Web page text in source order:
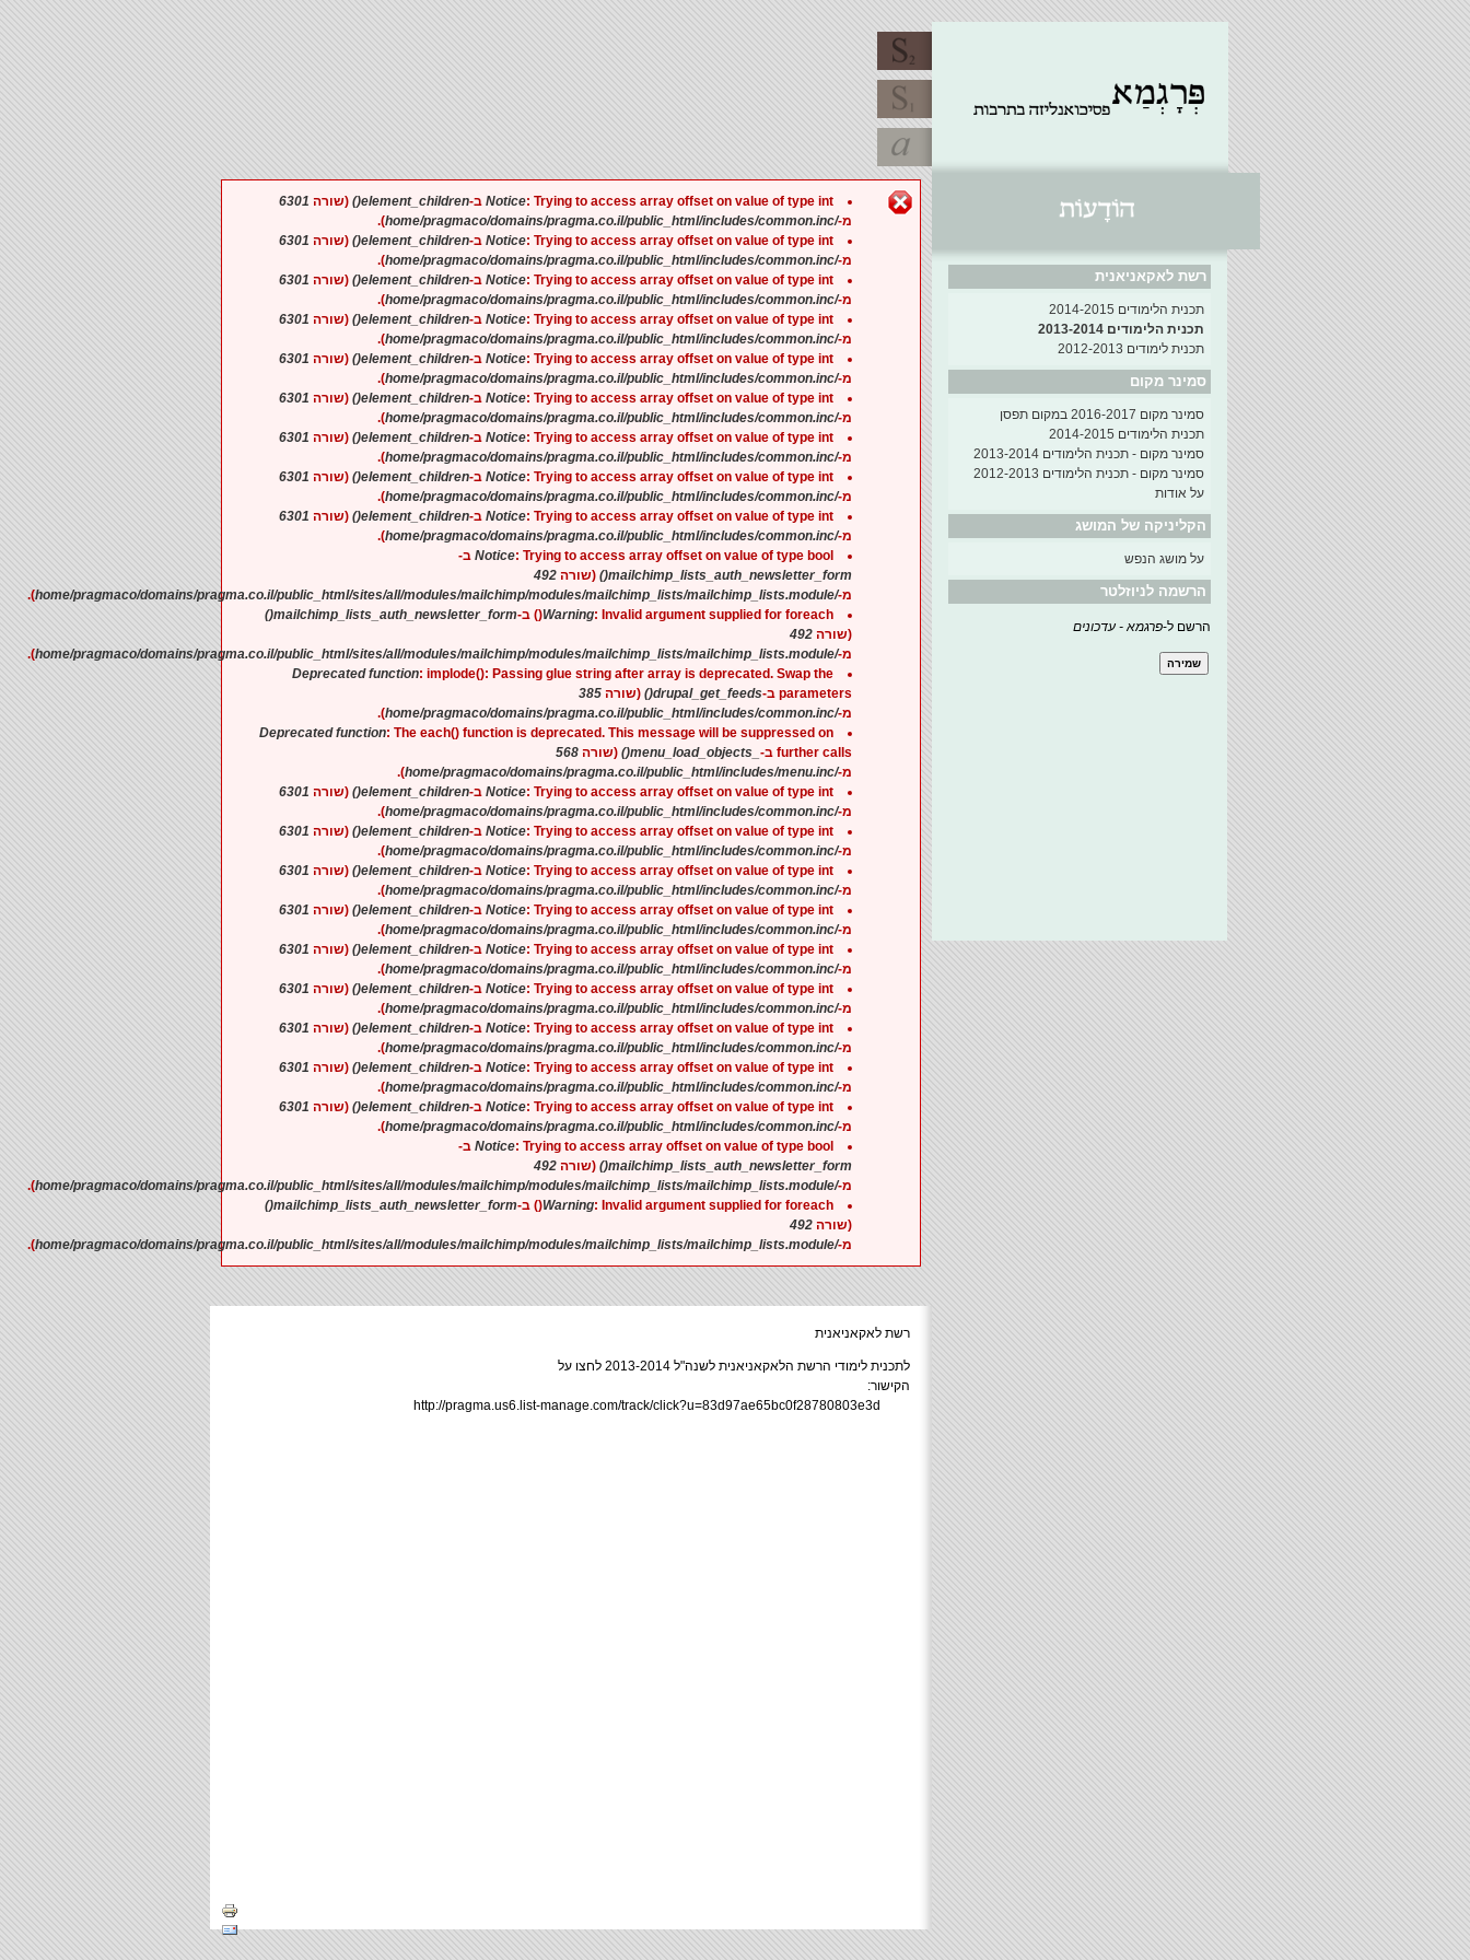
רשת לאקאניאנית
תכנית הלימודים 2014-2015
תכנית הלימודים 2013-2014
תכנית לימודים 2012-2013
סמינר מקום
סמינר מקום 2016-2017 במקום תפסן
תכנית הלימודים 2014-2015
סמינר מקום - תכנית הלימודים 2013-2014
סמינר מקום - תכנית הלימודים 2012-2013
על אודות
הקליניקה של המושג
על מושג הנפש
הרשמה לניוזלטר
הרשם ל-פרגמא - עדכונים
הודעת שגיאה Notice: Trying to access array offset on value of type int ב- element_children() (שורה 6301
מ-/home/pragmaco/domains/pragma.co.il/public_html/includes/common.inc
).
Notice: Trying to access array offset on value of type int ב- element_children() (שורה 6301
מ-/home/pragmaco/domains/pragma.co.il/public_html/includes/common.inc
).
Notice: Trying to access array offset on value of type int ב- element_children() (שורה 6301
מ-/home/pragmaco/domains/pragma.co.il/public_html/includes/common.inc
).
Notice: Trying to access array offset on value of type int ב- element_children() (שורה 6301
מ-/home/pragmaco/domains/pragma.co.il/public_html/includes/common.inc
).
Notice: Trying to access array offset on value of type int ב- element_children() (שורה 6301
מ-/home/pragmaco/domains/pragma.co.il/public_html/includes/common.inc
).
Notice: Trying to access array offset on value of type int ב- element_children() (שורה 6301
מ-/home/pragmaco/domains/pragma.co.il/public_html/includes/common.inc
).
Notice: Trying to access array offset on value of type int ב- element_children() (שורה 6301
מ-/home/pragmaco/domains/pragma.co.il/public_html/includes/common.inc
).
Notice: Trying to access array offset on value of type int ב- element_children() (שורה 6301
מ-/home/pragmaco/domains/pragma.co.il/public_html/includes/common.inc
).
Notice: Trying to access array offset on value of type int ב- element_children() (שורה 6301
מ-/home/pragmaco/domains/pragma.co.il/public_html/includes/common.inc
).
Notice: Trying to access array offset on value of type bool ב-
mailchimp_lists_auth_newsletter_form()
(שורה 492
מ-/home/pragmaco/domains/pragma.co.il/public_html/sites/all/modules/mailchimp/modules/mailchimp_lists/mailchimp_lists.module
).
Warning: Invalid argument supplied for foreach() ב-
mailchimp_lists_auth_newsletter_form()
(שורה 492
מ-/home/pragmaco/domains/pragma.co.il/public_html/sites/all/modules/mailchimp/modules/mailchimp_lists/mailchimp_lists.module
).
Deprecated function: implode(): Passing glue string after array is deprecated. Swap the
parameters ב-
drupal_get_feeds() (שורה 385
מ-/home/pragmaco/domains/pragma.co.il/public_html/includes/common.inc
).
Deprecated function: The each() function is deprecated. This message will be suppressed on
further calls ב-
(שורה 568
מ-/home/pragmaco/domains/pragma.co.il/public_html/includes/menu.inc
).
Notice: Trying to access array offset on value of type int ב- element_children() (שורה 6301
מ-/home/pragmaco/domains/pragma.co.il/public_html/includes/common.inc
).
Notice: Trying to access array offset on value of type int ב- element_children() (שורה 6301
מ-/home/pragmaco/domains/pragma.co.il/public_html/includes/common.inc
).
Notice: Trying to access array offset on value of type int ב- element_children() (שורה 6301
מ-/home/pragmaco/domains/pragma.co.il/public_html/includes/common.inc
).
Notice: Trying to access array offset on value of type int ב- element_children() (שורה 6301
מ-/home/pragmaco/domains/pragma.co.il/public_html/includes/common.inc
).
Notice: Trying to access array offset on value of type int ב- element_children() (שורה 6301
מ-/home/pragmaco/domains/pragma.co.il/public_html/includes/common.inc
).
Notice: Trying to access array offset on value of type int ב- element_children() (שורה 6301
מ-/home/pragmaco/domains/pragma.co.il/public_html/includes/common.inc
).
Notice: Trying to access array offset on value of type int ב- element_children() (שורה 6301
מ-/home/pragmaco/domains/pragma.co.il/public_html/includes/common.inc
).
Notice: Trying to access array offset on value of type int ב- element_children() (שורה 6301
מ-/home/pragmaco/domains/pragma.co.il/public_html/includes/common.inc
).
Notice: Trying to access array offset on value of type int ב- element_children() (שורה 6301
מ-/home/pragmaco/domains/pragma.co.il/public_html/includes/common.inc
).
Notice: Trying to access array offset on value of type bool ב-
mailchimp_lists_auth_newsletter_form()
(שורה 492
מ-/home/pragmaco/domains/pragma.co.il/public_html/sites/all/modules/mailchimp/modules/mailchimp_lists/mailchimp_lists.module
).
Warning: Invalid argument supplied for foreach() ב-
mailchimp_lists_auth_newsletter_form()
(שורה 492
מ-/home/pragmaco/domains/pragma.co.il/public_html/sites/all/modules/mailchimp/modules/mailchimp_lists/mailchimp_lists.module
).
רשת לאקאניאנית
לתכנית לימודי הרשת הלאקאניאנית לשנה"ל 2013-2014 לחצו על
הקישור:
http://pragma.us6.list-manage.com/track/click?u=83d97ae65bc0f28780803e3d